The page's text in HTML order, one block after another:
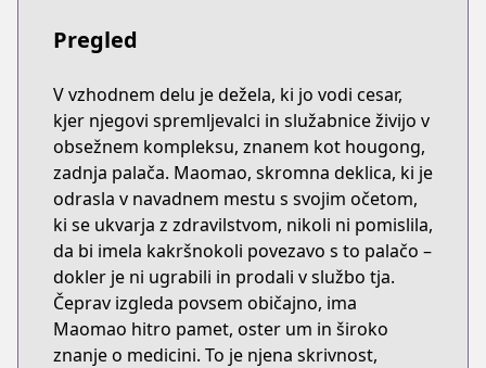
Pregled
V vzhodnem delu je dežela, ki jo vodi cesar,
kjer njegovi spremljevalci in služabnice živijo v
obsežnem kompleksu, znanem kot hougong,
zadnja palača. Maomao, skromna deklica, ki je
odrasla v navadnem mestu s svojim očetom,
ki se ukvarja z zdravilstvom, nikoli ni pomislila,
da bi imela kakršnokoli povezavo s to palačo –
dokler je ni ugrabili in prodali v službo tja.
Čeprav izgleda povsem običajno, ima
Maomao hitro pamet, oster um in široko
znanje o medicini. To je njena skrivnost,